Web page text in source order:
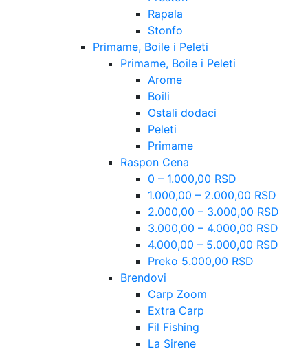
Rapala
Stonfo
Primame, Boile i Peleti
Primame, Boile i Peleti
Arome
Boili
Ostali dodaci
Peleti
Primame
Raspon Cena
0 – 1.000,00 RSD
1.000,00 – 2.000,00 RSD
2.000,00 – 3.000,00 RSD
3.000,00 – 4.000,00 RSD
4.000,00 – 5.000,00 RSD
Preko 5.000,00 RSD
Brendovi
Carp Zoom
Extra Carp
Fil Fishing
La Sirene